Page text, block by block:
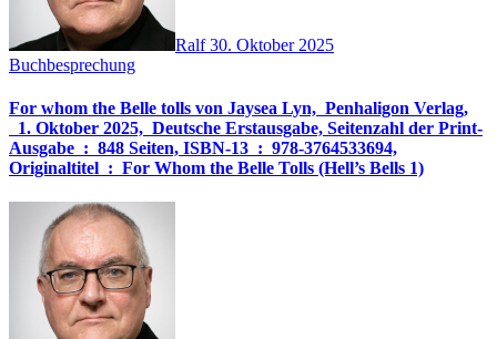
Ralf30. Oktober 2025
Buchbesprechung
For whom the Belle tolls von Jaysea Lyn, ‎ Penhaligon Verlag,
‎ 1. Oktober 2025, ‎ Deutsche Erstausgabe, Seitenzahl der Print-
Ausgabe ‏ : ‎ 848 Seiten, ISBN-13 ‏ : ‎ 978-3764533694,
Originaltitel ‏ : ‎ For Whom the Belle Tolls (Hell’s Bells 1)